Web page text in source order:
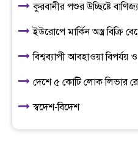
কুরবানীর পশুর উচ্ছিষ্টে
ইউরোপে মার্কিন অস্ত্র বিক্রি
বিশ্বব্যাপী আবহাওয়া বিপর্যয় ও
দেশে ৫ কোটি লোক লিভার
স্বদেশ-বিদেশ